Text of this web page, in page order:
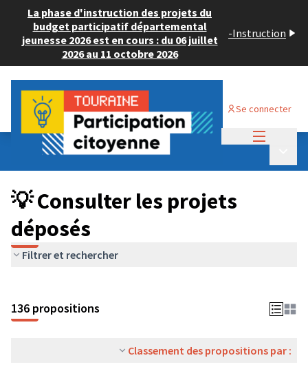
La phase d'instruction des projets du
budget participatif départemental
jeunesse 2026 est en cours : du 06 juillet
2026 au 11 octobre 2026
-Instruction
Se connecter
Budget Participatif JEUNESSE 2024
💡 Consulter les projets déposés
💡 Consulter les projets
déposés
Filtrer et rechercher
136 propositions
Classement des propositions par :